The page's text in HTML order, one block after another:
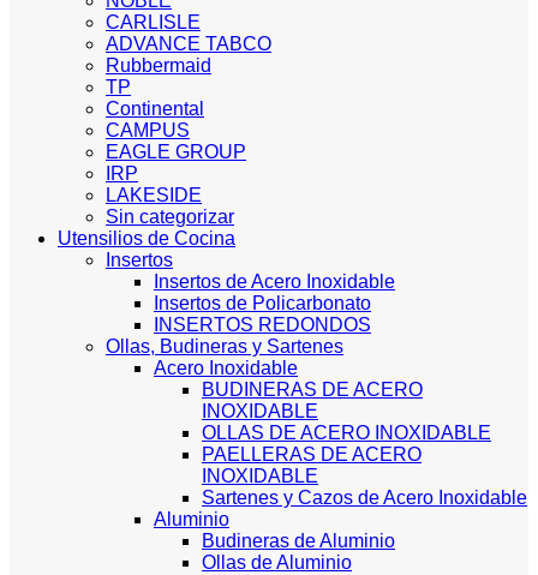
CARLISLE
ADVANCE TABCO
Rubbermaid
TP
Continental
CAMPUS
EAGLE GROUP
IRP
LAKESIDE
Sin categorizar
Utensilios de Cocina
Insertos
Insertos de Acero Inoxidable
Insertos de Policarbonato
INSERTOS REDONDOS
Ollas, Budineras y Sartenes
Acero Inoxidable
BUDINERAS DE ACERO
INOXIDABLE
OLLAS DE ACERO INOXIDABLE
PAELLERAS DE ACERO
INOXIDABLE
Sartenes y Cazos de Acero Inoxidable
Aluminio
Budineras de Aluminio
Ollas de Aluminio